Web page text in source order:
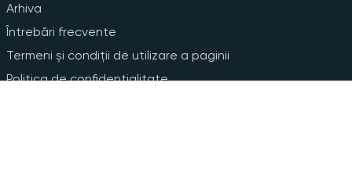
Arhiva
Întrebări frecvente
Termeni și condiții de utilizare a paginii
Politica de confidențialitate